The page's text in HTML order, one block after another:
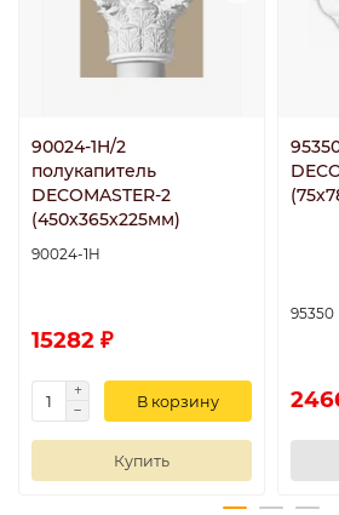
90024-1H/2
полукапитель
DECOMASTER-2
(450х365х225мм)
90024-1H
15282 ₽
В корзину
Купить
95350